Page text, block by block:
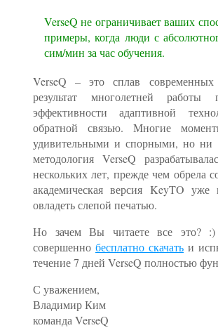
VerseQ не ограничивает ваших
примеры, когда люди с
сим/мин за час обучения.
VerseQ – это сплав
результат многолетней
эффективности адаптивной
обратной связью. Многие
удивительными и спорными, но ни
методология VerseQ
нескольких лет, прежде чем обрела
академическая версия KeyTO
овладеть слепой печатью.
Но зачем Вы читаете все это?
совершенно бесплатно скачать и
течение 7 дней VerseQ полностью
С уважением,
Владимир Ким
команда VerseQ